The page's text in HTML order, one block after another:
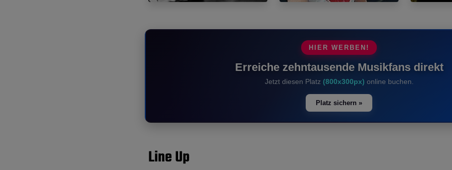
HIER WERBEN!
Erreiche zehntausende Musikfans direkt
Jetzt diesen Platz (800x300px) online buchen.
Platz sichern »
Line Up